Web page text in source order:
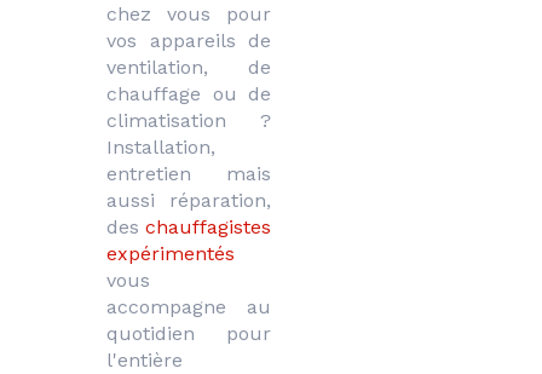
chez vous pour
vos appareils de
ventilation, de
chauffage ou de
climatisation ?
Installation,
entretien mais
aussi réparation,
des chauffagistes
vous
accompagne au
quotidien pour
l'entière